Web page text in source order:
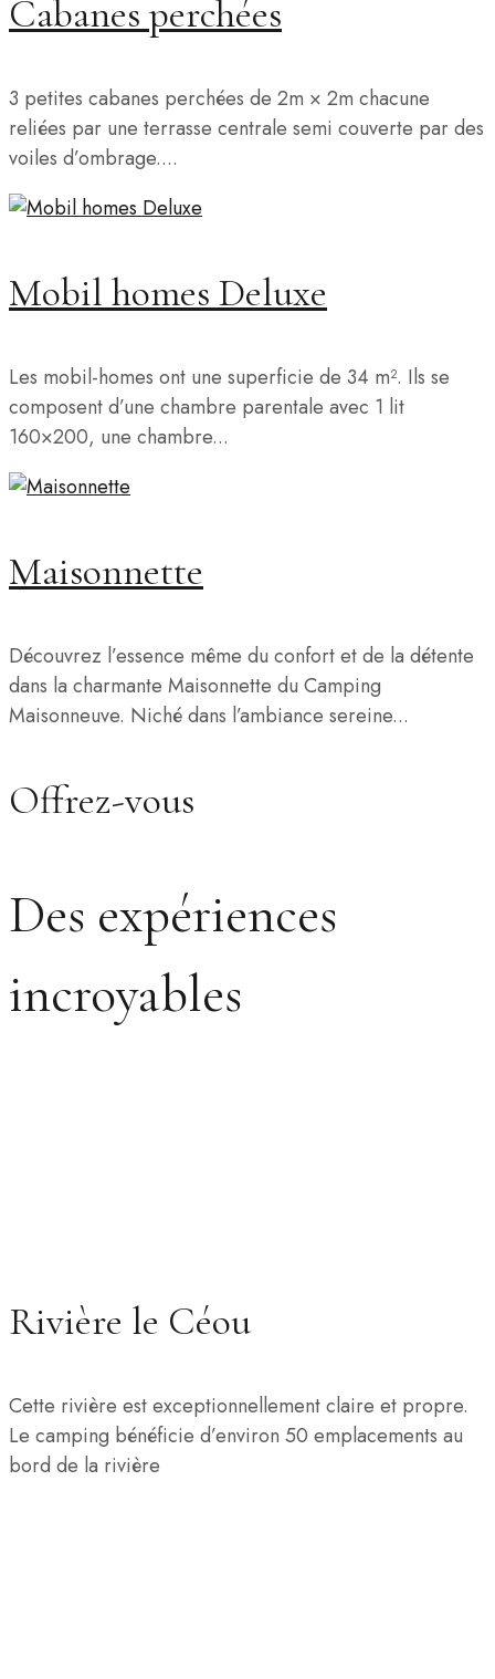
Cabanes perchées
3 petites cabanes perchées de 2m × 2m chacune
reliées par une terrasse centrale semi couverte par des
voiles d’ombrage....
Mobil homes Deluxe
Les mobil-homes ont une superficie de 34 m². Ils se
composent d’une chambre parentale avec 1 lit
160×200, une chambre...
Maisonnette
Découvrez l’essence même du confort et de la détente
dans la charmante Maisonnette du Camping
Maisonneuve. Niché dans l’ambiance sereine...
Offrez-vous
Des expériences
incroyables
Rivière le Céou
Cette rivière est exceptionnellement claire et propre.
Le camping bénéficie d’environ 50 emplacements au
bord de la rivière